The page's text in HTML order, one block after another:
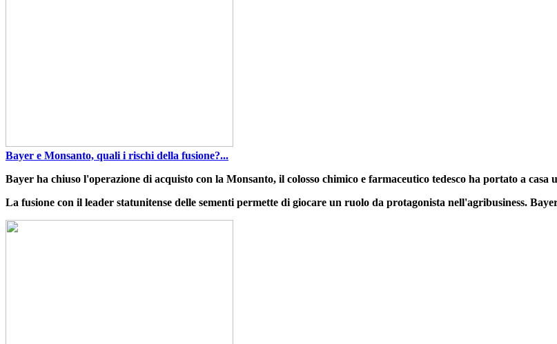
Bayer e Monsanto, quali i rischi della fusione?...
Bayer ha chiuso l'operazione di acquisto con la Monsanto, il colosso chimico e farmaceutico tedesco ha portato a
La fusione con il leader statunitense delle sementi permette di giocare un ruolo da protagonista nell'agribusiness.